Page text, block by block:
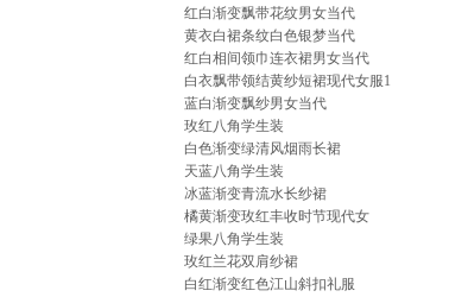
红白渐变飘带花纹男女当代
黄衣白裙条纹白色银梦当代
红白相间领巾连衣裙男女当代
白衣飘带领结黄纱短裙现代女服1
蓝白渐变飘纱男女当代
玫红八角学生装
白色渐变绿清风烟雨长裙
天蓝八角学生装
冰蓝渐变青流水长纱裙
橘黄渐变玫红丰收时节现代女
绿果八角学生装
玫红兰花双肩纱裙
白红渐变红色江山斜扣礼服